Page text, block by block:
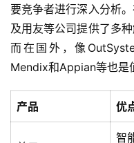
新
活
动
品
解
要竞争者进行深入分析
及用友等公司提供了多
而在国外，像
Mendix和Appian等也是
产品 优
智